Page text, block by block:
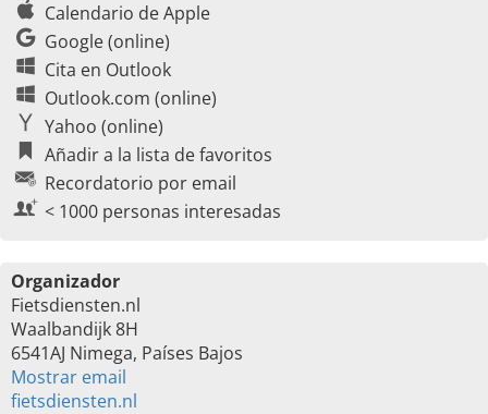
Calendario de Apple
Google (online)
Cita en Outlook
Outlook.com (online)
Yahoo (online)
Añadir a la lista de favoritos
Recordatorio por email
< 1000 personas interesadas
Organizador
Fietsdiensten.nl
Waalbandijk 8H
6541AJ Nimega, Países Bajos
Mostrar email
fietsdiensten.nl